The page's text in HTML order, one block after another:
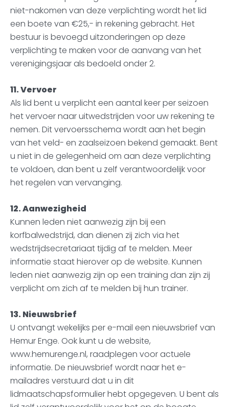
niet-nakomen van deze verplichting wordt het lid
een boete van €25,- in rekening gebracht. Het
bestuur is bevoegd uitzonderingen op deze
verplichting te maken voor de aanvang van het
verenigingsjaar als bedoeld onder 2.
11. Vervoer
Als lid bent u verplicht een aantal keer per seizoen
het vervoer naar uitwedstrijden voor uw rekening te
nemen. Dit vervoersschema wordt aan het begin
van het veld- en zaalseizoen bekend gemaakt. Bent
u niet in de gelegenheid om aan deze verplichting
te voldoen, dan bent u zelf verantwoordelijk voor
het regelen van vervanging.
12. Aanwezigheid
Kunnen leden niet aanwezig zijn bij een
korfbalwedstrijd, dan dienen zij zich via het
wedstrijdsecretariaat tijdig af te melden. Meer
informatie staat hierover op de website. Kunnen
leden niet aanwezig zijn op een training dan zijn zij
verplicht om zich af te melden bij hun trainer.
13. Nieuwsbrief
U ontvangt wekelijks per e-mail een nieuwsbrief van
Hemur Enge. Ook kunt u de website,
www.hemurenge.nl, raadplegen voor actuele
informatie. De nieuwsbrief wordt naar het e-
mailadres verstuurd dat u in dit
lidmaatschapsformulier hebt opgegeven. U bent als